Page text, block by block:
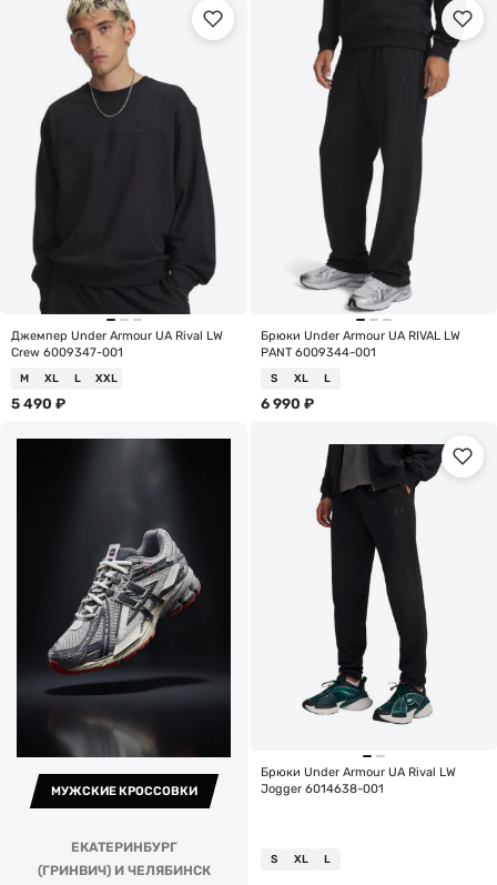
Джемпер Under Armour UA Rival LW
Crew 6009347-001
M XL L XXL
5 490 ₽
Брюки Under Armour UA RIVAL LW
PANT 6009344-001
S XL L
6 990 ₽
МУЖСКИЕ КРОССОВКИ
ЕКАТЕРИНБУРГ
(ГРИНВИЧ) И ЧЕЛЯБИНСК
Брюки Under Armour UA Rival LW
Jogger 6014638-001
S XL L